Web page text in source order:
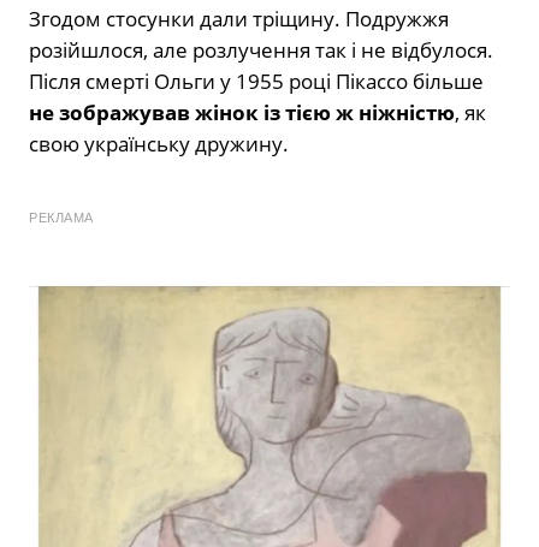
Згодом стосунки дали тріщину. Подружжя
розійшлося, але розлучення так і не відбулося.
Після смерті Ольги у 1955 році Пікассо більше
не зображував жінок із тією ж ніжністю, як
свою українську дружину.
РЕКЛАМА